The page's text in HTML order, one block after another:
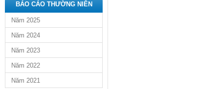
BÁO CÁO THƯỜNG NIÊN
Năm 2025
Năm 2024
Năm 2023
Năm 2022
Năm 2021